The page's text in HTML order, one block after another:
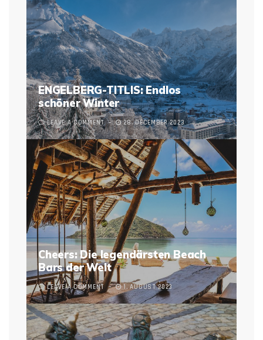
ENGELBERG-TITLIS: Endlos
schöner Winter
LEAVE A COMMENT 28. DECEMBER 2023
Cheers: Die legendärsten Beach
Bars der Welt
LEAVE A COMMENT 1. AUGUST 2023